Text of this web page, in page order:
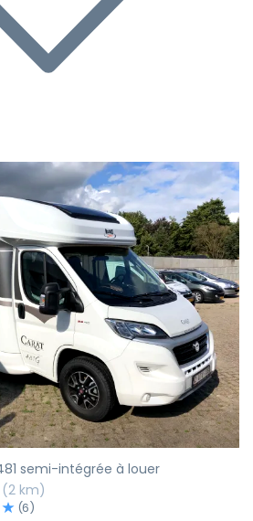
semi-intégrée à louer
(2 km)
(6)